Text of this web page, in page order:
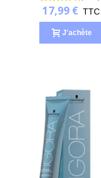
17,99 € TTC
J'achète